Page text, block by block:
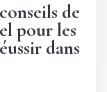
de
pour les
dans